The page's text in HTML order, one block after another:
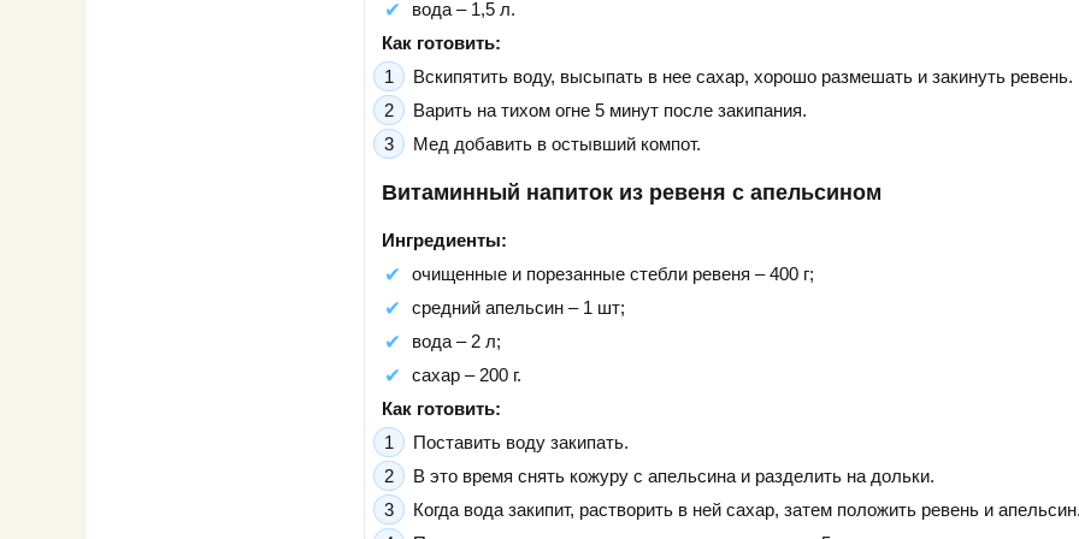
вода – 1,5 л.
Как готовить:
Вскипятить воду, высыпать в нее сахар, хорошо размешать и закинуть ревень.
Варить на тихом огне 5 минут после закипания.
Мед добавить в остывший компот.
Витаминный напиток из ревеня с апельсином
Ингредиенты:
очищенные и порезанные стебли ревеня – 400 г;
средний апельсин – 1 шт;
вода – 2 л;
сахар – 200 г.
Как готовить:
Поставить воду закипать.
В это время снять кожуру с апельсина и разделить на дольки.
Когда вода закипит, растворить в ней сахар, затем положить ревень и